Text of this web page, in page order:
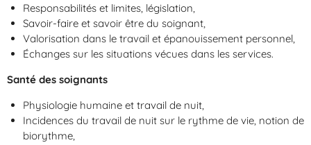
Responsabilités et limites, législation,
Savoir-faire et savoir être du soignant,
Valorisation dans le travail et épanouissement personnel,
Échanges sur les situations vécues dans les services.
Santé des soignants
Physiologie humaine et travail de nuit,
Incidences du travail de nuit sur le rythme de vie, notion de
biorythme,